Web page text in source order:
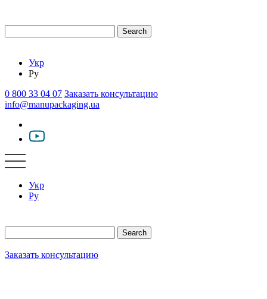
Search
Укр
Ру
0 800 33 04 07 Заказать консультацию
info@manupackaging.ua
Укр
Ру
Search
Заказать консультацию